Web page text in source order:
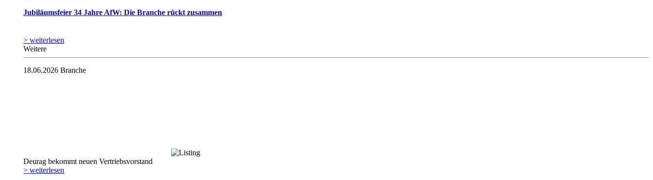
Jubiläumsfeier 34 Jahre AfW: Die Branche rückt zusammen
> weiterlesen
Weitere
18.06.2026 Branche
Deurag bekommt neuen Vertriebsvorstand
> weiterlesen